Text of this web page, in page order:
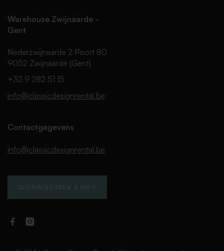
Warehouse Zwijnaarde -
Gent
Nederzwijnaarde 2 Poort 80
9052 Zwijnaarde (Gent)
+32 9 282 51 15
info@classicdesignrental.be
Contactgegevens
info@classicdesignrental.be
OPENINGSUREN & INFO
FacebookInstagram